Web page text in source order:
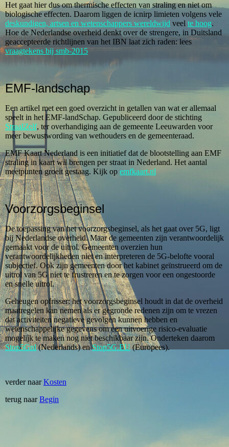
Het gaat hier dus om thermische effecten van straling en niet om
biologische effecten. Daarom liggen de icnirp limieten volgens vele
deskundigen, artsen en wetenschappers wereldwijd veel te hoog.
Hoe de Nederlandse overheid denkt over de strengere, in Duitsland
geaccepteerde richtlijnen van het IBN laat zich raden: lees
vraagtekens bij smb-2015
EMF-landschap
Een artikel met een goed overzicht in getallen van wat er allemaal
speelt in het EMF-landSchap. Gepubliceerd door de stichting
StraalZelf, ter overhandiging aan de gemeente Leeuwarden voor
meer bewustwording van wethouders en de gemeenteraad.
EMF Kaart Nederland is een initiatief dat de blootstelling aan EMF
straling in kaart wil brengen per straat in Nederland. Het aantal
meetpunten groeit gestaag. Kijk op emfkaart.nl
Voorzorgsbeginsel
De toepassing van het voorzorgsbeginsel, als het gaat over 5G, ligt
bij Nederlandse overheid. Maar de gemeenten zijn verantwoordelijk
gemaakt voor de uitrol. Gemeenten overzien hun
verantwoordelijkheden niet en interpreteren de 5G-belofte vooral
subjectief. Ook zijn gemeenten door het kabinet geïnstrueerd om de
uitrol van 5G niet te frustreren en te zorgen voor een ongestoorde
en snelle uitrol.
Geheugen opfrisser: het voorzorgsbeginsel houdt in dat de overheid
maatregelen kan nemen als er gegronde redenen zijn om te vrezen
dat activiteiten negatieve gevolgen kunnen hebben en
wetenschappelijke gegevens om een uitvoerige risico-evaluatie
mogelijk te maken nog niet beschikbaar zijn. Onderteken daarom
Stop5Gnl(Nederlands) enStop5G.EU (Europees).
verder naar Kosten
terug naarBegin